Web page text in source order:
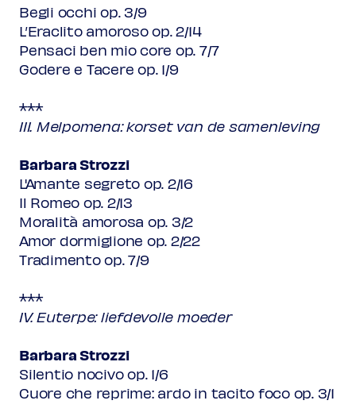
Begli occhi op. 3/9
L’Eraclito amoroso op. 2/14
Pensaci ben mio core op. 7/7
Godere e Tacere op. 1/9
***
III. Melpomena: korset van de samenleving
Barbara Strozzi
L'Amante segreto op. 2/16
Il Romeo op. 2/13
Moralità amorosa op. 3/2
Amor dormiglione op. 2/22
Tradimento op. 7/9
***
IV. Euterpe: liefdevolle moeder
Barbara Strozzi
Silentio nocivo op. 1/6
Cuore che reprime: ardo in tacito foco op. 3/1